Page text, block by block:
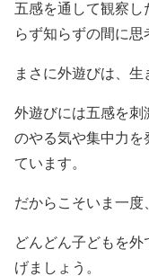
五感を通して観察
らず知らずの間に思
まさに外遊びは、生
外遊びには五感を刺
のやる気や集中力を
ています。
だからこそいま一度
どんどん子どもを
げましょう。